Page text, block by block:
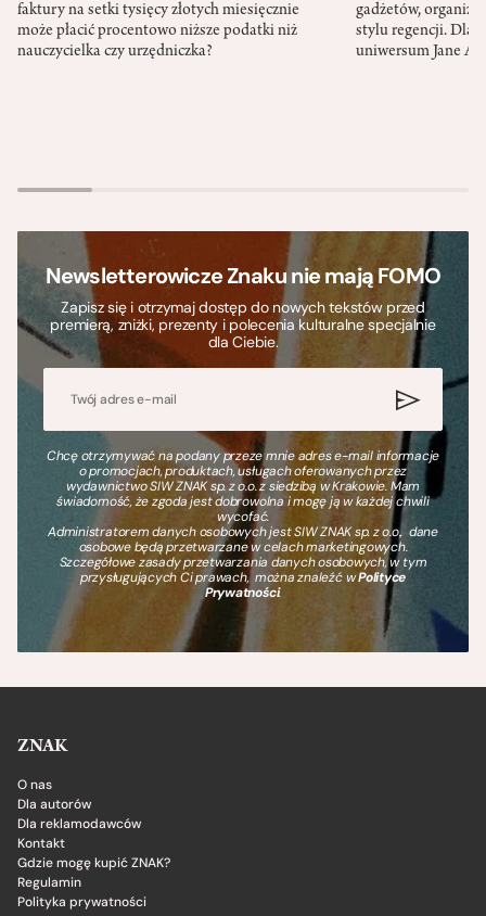
faktury na setki tysięcy złotych miesięcznie
może płacić procentowo niższe podatki niż
nauczycielka czy urzędniczka?
gadżetów,
stylu regencji.
uniwersum Jane
Newsletterowicze Znaku nie mają FOMO
Zapisz się i otrzymaj dostęp do nowych tekstów przed
premierą, zniżki, prezenty i polecenia kulturalne specjalnie
dla Ciebie.
Chcę otrzymywać na podany przeze mnie adres e-mail informacje
o promocjach, produktach, usługach oferowanych przez
wydawnictwo SIW ZNAK sp. z o.o. z siedzibą w Krakowie. Mam
świadomość, że zgoda jest dobrowolna i mogę ją w każdej chwili
wycofać.
Administratorem danych osobowych jest SIW ZNAK sp. z o.o., dane
osobowe będą przetwarzane w celach marketingowych.
Szczegółowe zasady przetwarzania danych osobowych, w tym
przysługujących Ci prawach, można znaleźć wPolityce
Prywatności.
ZNAK
O nas
Dla autorów
Dla reklamodawców
Kontakt
Gdzie mogę kupić ZNAK?
Regulamin
Polityka prywatności